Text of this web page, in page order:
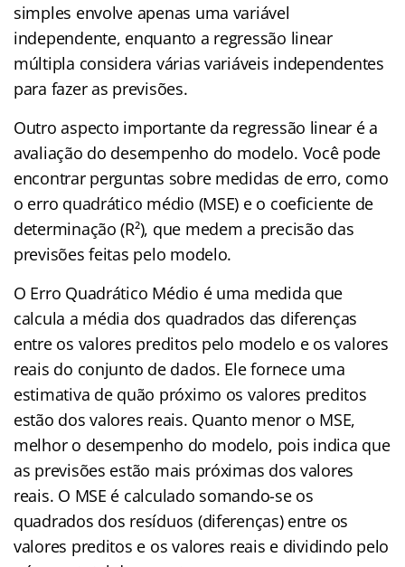
simples envolve apenas uma variável
independente, enquanto a regressão linear
múltipla considera várias variáveis independentes
para fazer as previsões.
Outro aspecto importante da regressão linear é a
avaliação do desempenho do modelo. Você pode
encontrar perguntas sobre medidas de erro, como
o erro quadrático médio (MSE) e o coeficiente de
determinação (R²), que medem a precisão das
previsões feitas pelo modelo.
O Erro Quadrático Médio é uma medida que
calcula a média dos quadrados das diferenças
entre os valores preditos pelo modelo e os valores
reais do conjunto de dados. Ele fornece uma
estimativa de quão próximo os valores preditos
estão dos valores reais. Quanto menor o MSE,
melhor o desempenho do modelo, pois indica que
as previsões estão mais próximas dos valores
reais. O MSE é calculado somando-se os
quadrados dos resíduos (diferenças) entre os
valores preditos e os valores reais e dividindo pelo